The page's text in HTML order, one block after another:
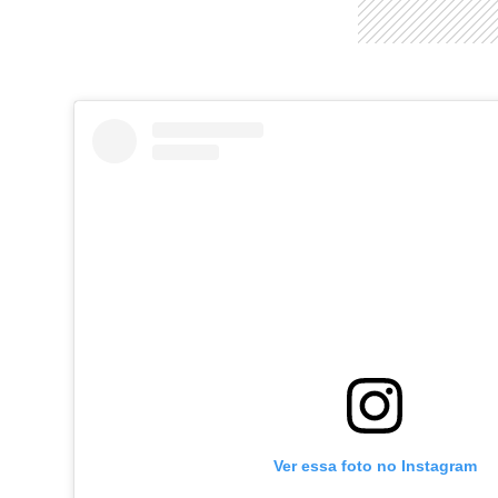
Ver essa foto no Instagram